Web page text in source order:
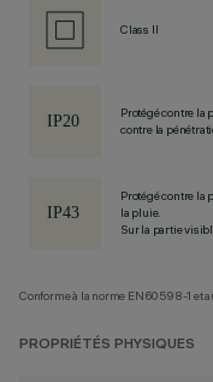
Class II
Protégé contre la
contre la
Protégé contre la
la pluie.
Sur la partie
Conforme à la norme EN60598-1 et
PROPRIÉTÉS PHYSIQUES